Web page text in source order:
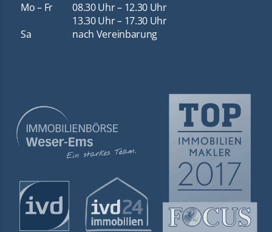
Mo – Fr
08.30 Uhr – 12.30 Uhr
13.30 Uhr – 17.30 Uhr
Sa
nach Vereinbarung